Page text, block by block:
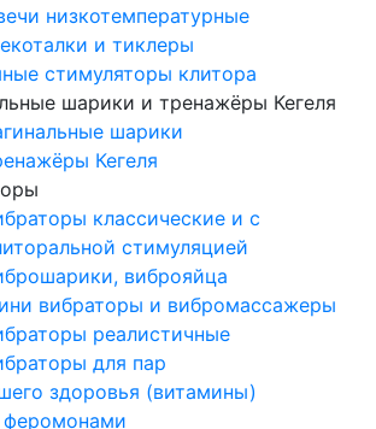
низкотемпературные
и тиклеры
стимуляторы клитора
шарики и тренажёры Кегеля
шарики
Кегеля
классические и с
стимуляцией
виброяйца
вибраторы и вибромассажеры
реалистичные
для пар
здоровья (витамины)